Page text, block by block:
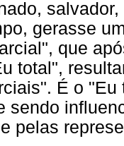
gerasse
que
total",
É o
sendo
pelas